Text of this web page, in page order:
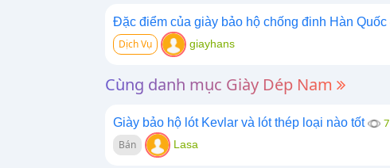
Đặc điểm của giày bảo hộ chống đinh Hàn Quốc
Dịch Vụ giayhans
Cùng danh mục Giày Dép Nam
Giày bảo hộ lót Kevlar và lót thép loại nào tốt 7
Bán Lasa